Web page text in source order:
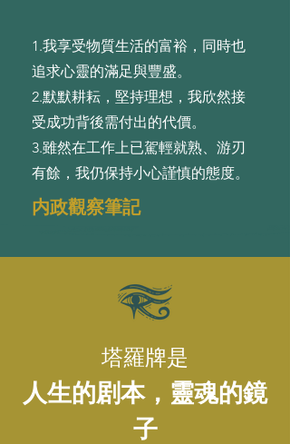
1.我享受物質⽣活的富裕，同時也
追求⼼靈的滿⾜與豐盛。
2.默默耕耘，堅持理想，我欣然接
受成功背後需付出的代價。
3.雖然在⼯作上已駕輕就熟、游刃
有餘，我仍保持⼩⼼謹慎的態度。
内政觀察筆記
塔羅牌是
人生的剧本，靈魂的鏡
子